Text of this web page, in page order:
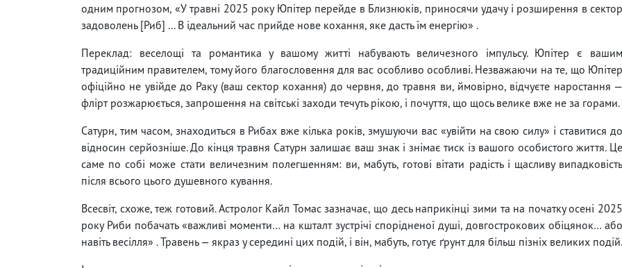
одним прогнозом, «У травні 2025 року Юпітер перейде в Близнюків, приносячи удачу і розширення в сектор
задоволень [Риб] ... В ідеальний час прийде нове кохання, яке дасть їм енергію» .
Переклад: веселощі та романтика у вашому житті набувають величезного імпульсу. Юпітер є вашим
традиційним правителем, тому його благословення для вас особливо особливі. Незважаючи на те, що Юпітер
офіційно не увійде до Раку (ваш сектор кохання) до червня, до травня ви, ймовірно, відчуєте наростання —
флірт розжарюється, запрошення на світські заходи течуть рікою, і почуття, що щось велике вже не за горами.
Сатурн, тим часом, знаходиться в Рибах вже кілька років, змушуючи вас «увійти на свою силу» і ставитися до
відносин серйозніше. До кінця травня Сатурн залишає ваш знак і знімає тиск із вашого особистого життя. Це
саме по собі може стати величезним полегшенням: ви, мабуть, готові вітати радість і щасливу випадковість
після всього цього душевного кування.
Всесвіт, схоже, теж готовий. Астролог Кайл Томас зазначає, що десь наприкінці зими та на початку осені 2025
року Риби побачать «важливі моменти… на кшталт зустрічі спорідненої душі, довгострокових обіцянок… або
навіть весілля» . Травень — якраз у середині цих подій, і він, мабуть, готує ґрунт для більш пізніх великих подій.